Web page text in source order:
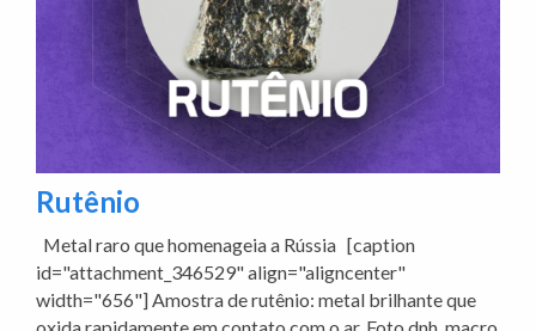
Rutênio
Metal raro que homenageia a Rússia [caption
id="attachment_346529" align="aligncenter"
width="656"] Amostra de rutênio: metal brilhante que